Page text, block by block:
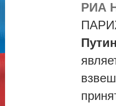
РИА
Путин